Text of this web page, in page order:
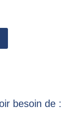
besoin de :